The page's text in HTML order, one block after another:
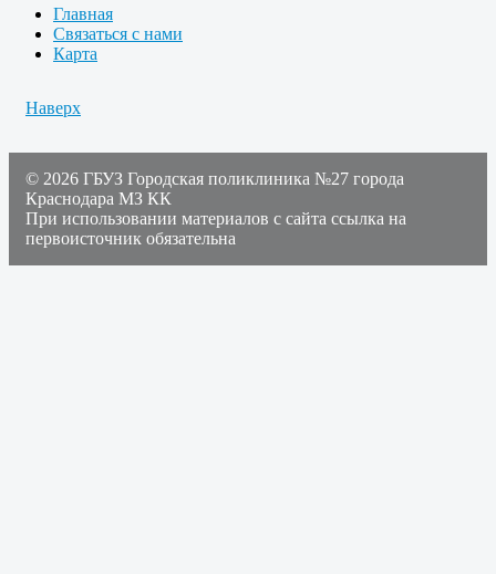
Главная
Связаться с нами
Карта
Наверх
© 2026 ГБУЗ Городская поликлиника №27 города
Краснодара МЗ КК
При использовании материалов с сайта ссылка на
первоисточник обязательна